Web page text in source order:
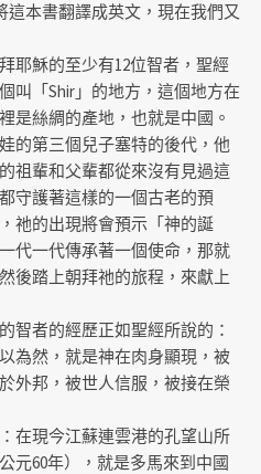
這本書翻譯成英文，現在我們又
耶穌的至少有12位智者，聖經
叫「Shir」的地方，這個地方在
是絲綢的產地，也就是中國。
的第三個兒子塞特的後代，他
祖輩和父輩都從來沒有見過這
守護著這樣的一個古老的預
祂的出現將會預示「神的誕
代一代傳承著一個使命，那就
後踏上朝拜祂的旅程，來獻上
智者的經歷正如聖經所說的：
為然，就是神在肉身顯現，被
外邦，被世人信服，被接在榮
在現今江蘇連雲港的孔望山所
元60年），就是多馬來到中國